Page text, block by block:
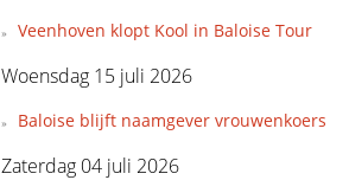
Veenhoven klopt Kool in Baloise Tour
Woensdag 15 juli 2026
Baloise blijft naamgever vrouwenkoers
Zaterdag 04 juli 2026